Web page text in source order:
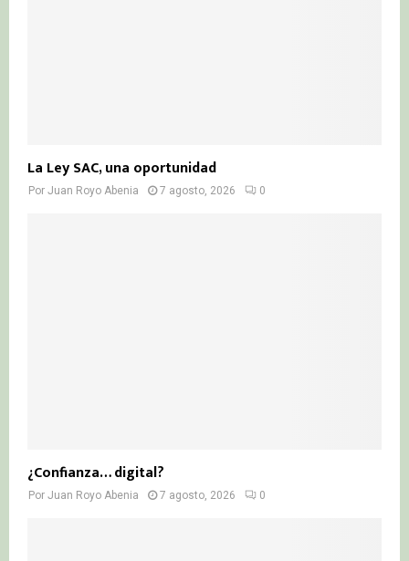
La Ley SAC, una oportunidad
Por Juan Royo Abenia 7 agosto, 2026 0
¿Confianza… digital?
Por Juan Royo Abenia 7 agosto, 2026 0